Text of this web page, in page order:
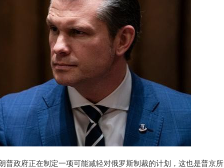
普政府正在制定一项可能减轻对俄罗斯制裁的计划，这也是普京所